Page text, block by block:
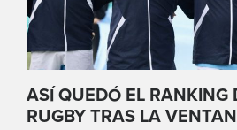
ASÍ QUEDÓ EL RANKING
RUGBY TRAS LA